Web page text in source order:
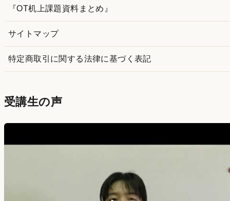
『OT机上課題資料まとめ』
サイトマップ
特定商取引に関する法律に基づく表記
受講生の声